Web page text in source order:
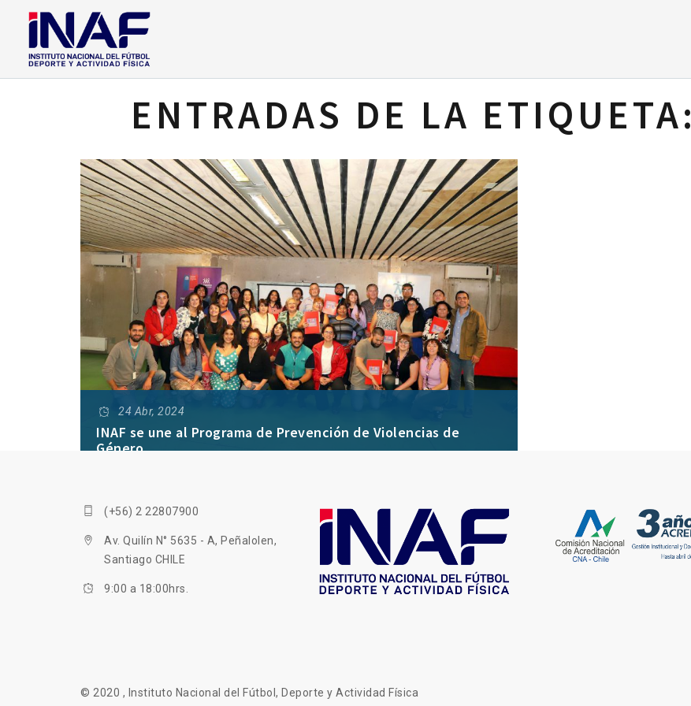
ENTRADAS DE LA ETIQUETA:
24 Abr, 2024
INAF se une al Programa de Prevención de Violencias de
Género
(+56) 2 22807900
Av. Quilín N° 5635 - A, Peñalolen,
Santiago CHILE
9:00 a 18:00hrs.
© 2020 , Instituto Nacional del Fútbol, Deporte y Actividad Física